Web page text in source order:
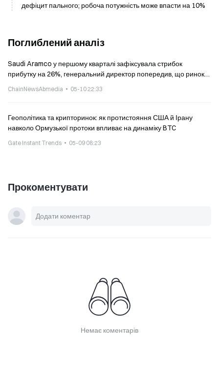
дефіцит пального; робоча потужність може впасти на 10%
Поглиблений аналіз
Saudi Aramco у першому кварталі зафіксувала стрибок
прибутку на 26%, генеральний директор попередив, що ринок
ChainNewsAbmedia 05-10 22:33
Геополітика та крипторинок: як протистояння США й Ірану
навколо Ормузької протоки впливає на динаміку BTC
Gate Instant Trends 05-09 08:23
Прокоментувати
Немає коментарів